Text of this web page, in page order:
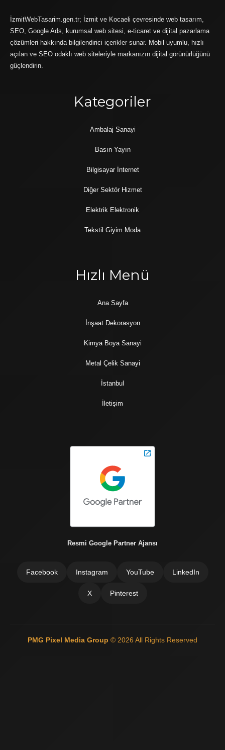
İzmitWebTasarim.gen.tr; İzmit ve Kocaeli çevresinde web tasarım,
SEO, Google Ads, kurumsal web sitesi, e-ticaret ve dijital pazarlama
çözümleri hakkında bilgilendirici içerikler sunar. Mobil uyumlu, hızlı
açılan ve SEO odaklı web siteleriyle markanızın dijital görünürlüğünü
güçlendirin.
Kategoriler
Ambalaj Sanayi
Basın Yayın
Bilgisayar İnternet
Diğer Sektör Hizmet
Elektrik Elektronik
Tekstil Giyim Moda
Hızlı Menü
Ana Sayfa
İnşaat Dekorasyon
Kimya Boya Sanayi
Metal Çelik Sanayi
İstanbul
İletişim
Resmi Google Partner Ajansı
Facebook Instagram YouTube LinkedIn
X Pinterest
PMG Pixel Media Group © 2026 All Rights Reserved